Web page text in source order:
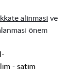
alınması ve
önem
- satım